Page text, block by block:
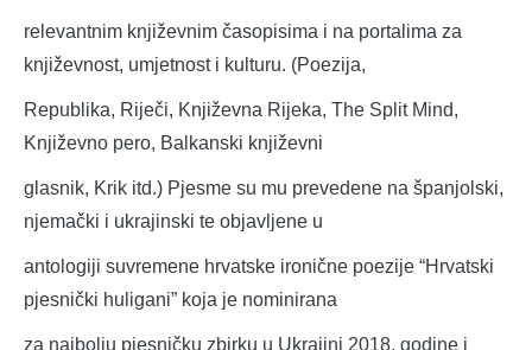
relevantnim književnim časopisima i na portalima za
književnost, umjetnost i kulturu. (Poezija,
Republika, Riječi, Književna Rijeka, The Split Mind,
Književno pero, Balkanski književni
glasnik, Krik itd.) Pjesme su mu prevedene na španjolski,
njemački i ukrajinski te objavljene u
antologiji suvremene hrvatske ironične poezije “Hrvatski
pjesnički huligani” koja je nominirana
za najbolju pjesničku zbirku u Ukrajini 2018. godine i